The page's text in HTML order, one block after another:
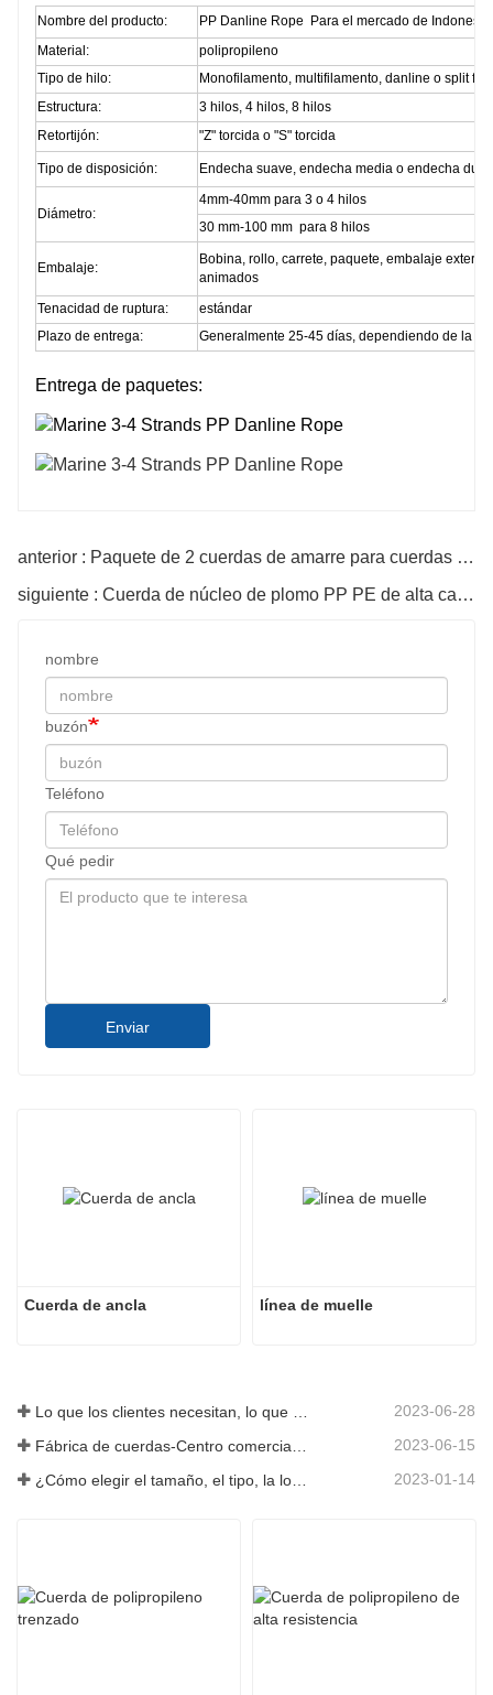
Nombre del producto:
PP Danline Rope Para el mercado de
Material:
polipropileno
Tipo de hilo:
Monofilamento, multifilamento, danline o split film
Estructura:
3 hilos, 4 hilos, 8 hilos
Retortijón:
"Z" torcida o "S" torcida
Tipo de disposición: Endecha suave, endecha media o endecha dura
Diámetro:
4mm-40mm para 3 o 4 hilos
30 mm-100 mm para 8 hilos
Embalaje:
Bobina, rollo, carrete, paquete, embalaje
animados
Tenacidad de ruptura:
estándar
Plazo de entrega:
Generalmente 25-45 días, dependiendo de la
Entrega de paquetes:
anterior : Paquete de 2 cuerdas de amarre para cuerdas elásticas para muelles de barcos
siguiente : Cuerda de núcleo de plomo PP PE de alta calidad
nombre
buzón
Teléfono
Qué pedir
Enviar
Cuerda de ancla línea de muelle
2023-06-28
2023-06-15
¿Cómo elegir el tamaño, el tipo, la longitud y más de una cuerda de anclaje? 2023-01-14